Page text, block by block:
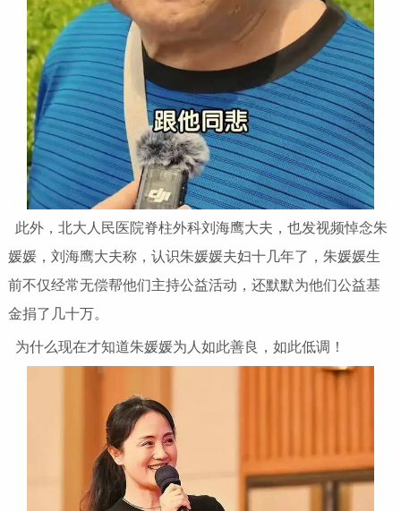
此外，北大人民医院脊柱外科刘海鹰大夫，也发视频悼念朱
媛媛，刘海鹰大夫称，认识朱媛媛夫妇十几年了，朱媛媛生
前不仅经常无偿帮他们主持公益活动，还默默为他们公益基
金捐了几十万。
为什么现在才知道朱媛媛为人如此善良，如此低调！